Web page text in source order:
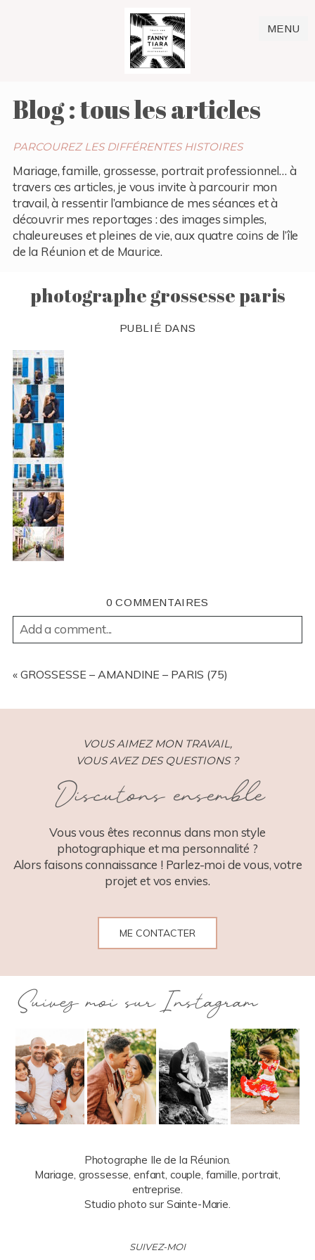
MENU
Blog : tous les articles
PARCOUREZ LES DIFFÉRENTES HISTOIRES
Mariage, famille, grossesse, portrait professionnel… à
travers ces articles, je vous invite à parcourir mon
travail, à ressentir l’ambiance de mes séances et à
découvrir mes reportages : des images simples,
chaleureuses et pleines de vie, aux quatre coins de l’île
de la Réunion et de Maurice.
photographe grossesse paris
PUBLIÉ DANS
0 COMMENTAIRES
Add a comment...
REQUIRED FIELDS ARE MARKED *
« GROSSESSE – AMANDINE – PARIS (75)
VOUS AIMEZ MON TRAVAIL,
VOUS AVEZ DES QUESTIONS ?
Discutons ensemble
Vous vous êtes reconnus dans mon style
photographique et ma personnalité ?
Alors faisons connaissance ! Parlez-moi de vous, votre
projet et vos envies.
ME CONTACTER
Suivez moi sur Instagram
Photographe Ile de la Réunion.
Mariage, grossesse, enfant, couple, famille, portrait,
entreprise.
Studio photo sur Sainte-Marie.
SUIVEZ-MOI